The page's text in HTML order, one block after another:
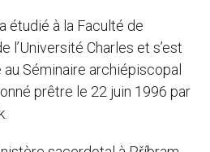
étudié à la Faculté de
l’Université Charles et s’est
Séminaire archiépiscopal
prêtre le 22 juin 1996 par